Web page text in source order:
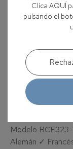
Modelo
Alemán ✓
Clica AQUÍ
pulsando el